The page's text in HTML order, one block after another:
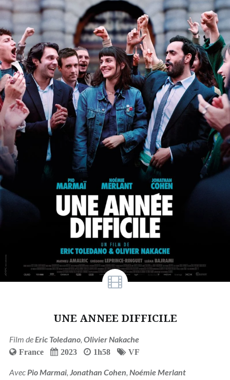
UNE ANNEE DIFFICILE
Film de Eric Toledano, Olivier Nakache
France 2023 1h58 VF
Avec Pio Marmai, Jonathan Cohen Noémie Merlant